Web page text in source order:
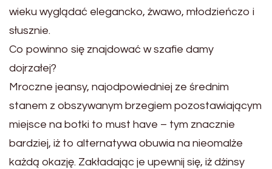
wieku wyglądać elegancko, żwawo, młodzieńczo i
słusznie.
Co powinno się znajdować w szafie damy
dojrzałej?
Mroczne jeansy, najodpowiedniej ze średnim
stanem z obszywanym brzegiem pozostawiającym
miejsce na botki to must have – tym znacznie
bardziej, iż to alternatywa obuwia na nieomalże
każdą okazję. Zakładając je upewnij się, iż dżinsy